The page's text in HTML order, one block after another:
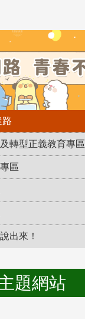
路
轉型正義教育專區
區
出來！
題網站